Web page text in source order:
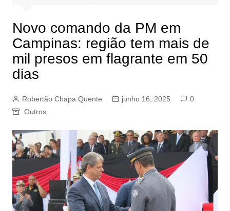
Novo comando da PM em
Campinas: região tem mais de
mil presos em flagrante em 50
dias
Robertão Chapa Quente junho 16, 2025
0
Outros